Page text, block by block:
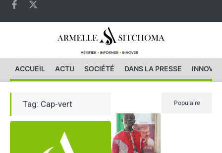
ACCUEIL ACTU SOCIÉTÉ DANS LA PRESSE
Tag: Cap-vert Populaire